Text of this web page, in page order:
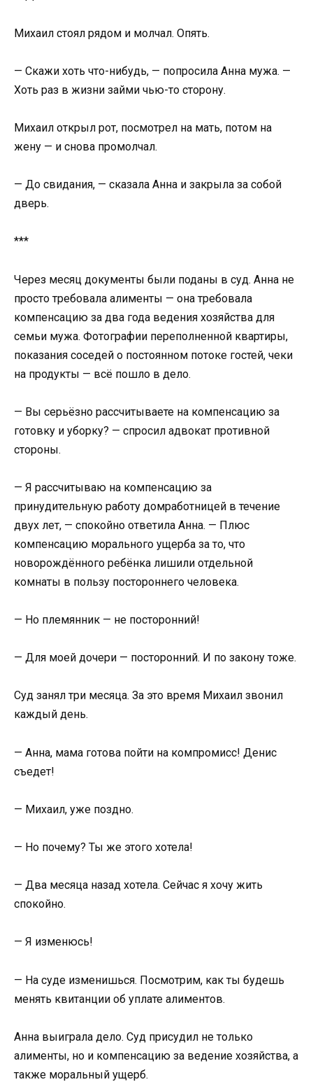
Михаил стоял рядом и молчал. Опять.
— Скажи хоть что-нибудь, — попросила Анна мужа. —
Хоть раз в жизни займи чью-то сторону.
Михаил открыл рот, посмотрел на мать, потом на
жену — и снова промолчал.
— До свидания, — сказала Анна и закрыла за собой
дверь.
***
Через месяц документы были поданы в суд. Анна не
просто требовала алименты — она требовала
компенсацию за два года ведения хозяйства для
семьи мужа. Фотографии переполненной квартиры,
показания соседей о постоянном потоке гостей, чеки
на продукты — всё пошло в дело.
— Вы серьёзно рассчитываете на компенсацию за
готовку и уборку? — спросил адвокат противной
стороны.
— Я рассчитываю на компенсацию за
принудительную работу домработницей в течение
двух лет, — спокойно ответила Анна. — Плюс
компенсацию морального ущерба за то, что
новорождённого ребёнка лишили отдельной
комнаты в пользу постороннего человека.
— Но племянник — не посторонний!
— Для моей дочери — посторонний. И по закону тоже.
Суд занял три месяца. За это время Михаил звонил
каждый день.
— Анна, мама готова пойти на компромисс! Денис
съедет!
— Михаил, уже поздно.
— Но почему? Ты же этого хотела!
— Два месяца назад хотела. Сейчас я хочу жить
спокойно.
— Я изменюсь!
— На суде изменишься. Посмотрим, как ты будешь
менять квитанции об уплате алиментов.
Анна выиграла дело. Суд присудил не только
алименты, но и компенсацию за ведение хозяйства, а
также моральный ущерб.